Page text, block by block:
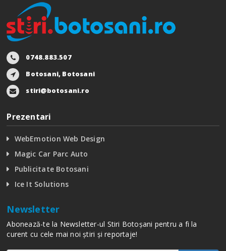
0748.883.507
Botosani, Botosani
stiri@botosani.ro
Prezentari
WebEmotion Web Design
Magic Car Parc Auto
Publicitate Botosani
Ice It Solutions
Newsletter
Abonează-te la Newsletter-ul Stiri Botoșani pentru a fi la
curent cu cele mai noi știri și reportaje!